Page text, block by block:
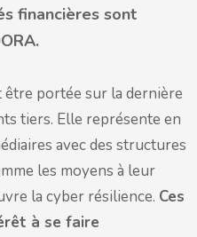
financières sont
portée sur la dernière
tiers. Elle représente en
avec des structures
les moyens à leur
la cyber résilience. Ces
à se faire